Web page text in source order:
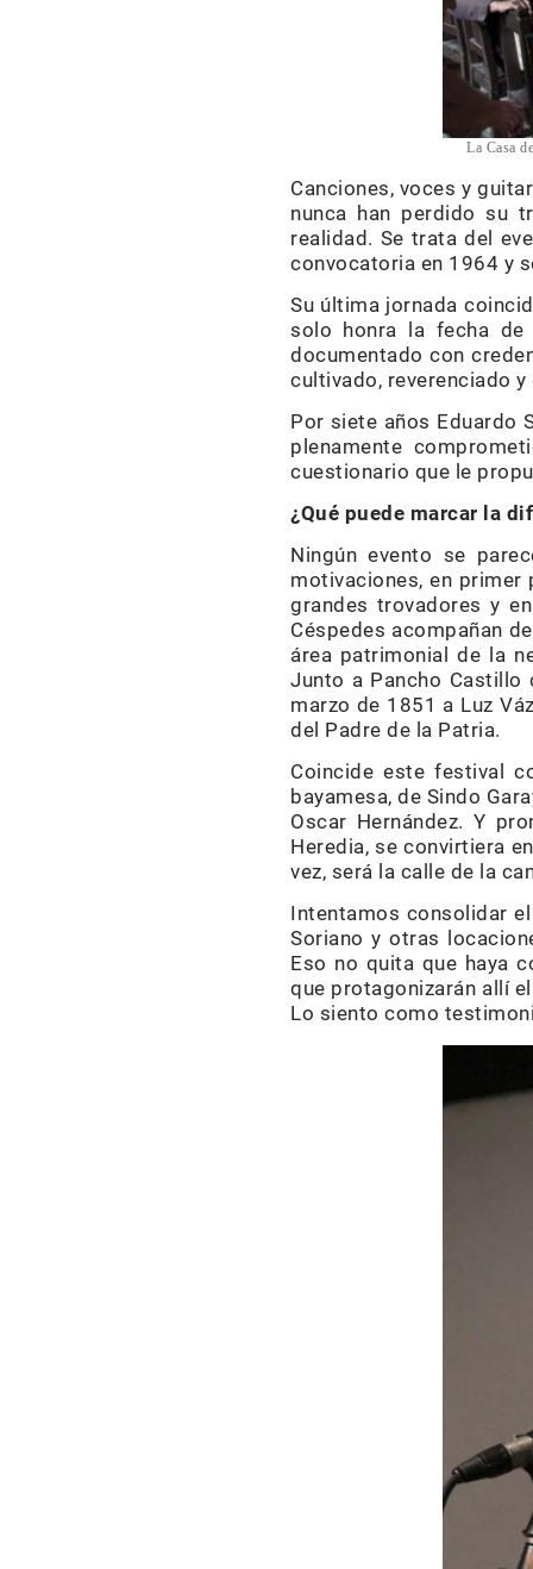
La Casa
Canciones, voces y
nunca han perdido su
realidad. Se trata del
convocatoria en 1964 y
Su última jornada
solo honra la fecha de
documentado con
cultivado, reverenciado
Por siete años Eduardo
plenamente
cuestionario que le
¿Qué puede marcar la
Ningún evento se
motivaciones, en primer
grandes trovadores y
Céspedes acompañan
área patrimonial de la
Junto a Pancho Castillo
marzo de 1851 a Luz
del Padre de la Patria.
Coincide este festival
bayamesa, de Sindo
Oscar Hernández. Y
Heredia, se convirtiera
vez, será la calle de la
Intentamos consolidar
Soriano y otras
Eso no quita que haya
que protagonizarán allí
Lo siento como